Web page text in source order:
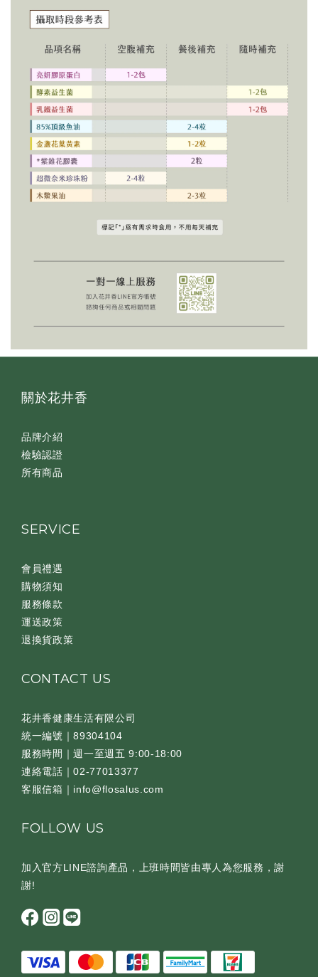
關於花井香
品牌介紹
檢驗認證
所有商品
SERVICE
會員禮遇
購物須知
服務條款
運送政策
退換貨政策
CONTACT US
花井香健康生活有限公司
統一編號｜89304104
服務時間｜週一至週五 9:00-18:00
連絡電話｜02-77013377
客服信箱｜info@flosalus.com
FOLLOW US
加入官方LINE諮詢產品，上班時間皆由專人為您服務，謝
謝!